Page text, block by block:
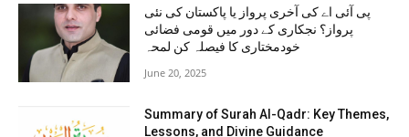
پی آئی اے کی آخری پرواز یا پاکستان کی نئی
پرواز؟ نجکاری کے دور میں قومی فضائی
خودمختاری کا فیصلہ کن لمحہ
June 20, 2025
Summary of Surah Al-Qadr: Key Themes,
Lessons, and Divine Guidance